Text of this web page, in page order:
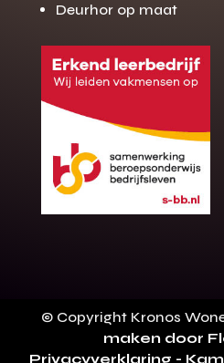
Gratis
op maat?
Binnen 24 uur jouw gratis
10 jaar garantie op de
100+ stoffen
Deurhor op maat
© Copyright Kronos
maken door
Privacyverklaring -